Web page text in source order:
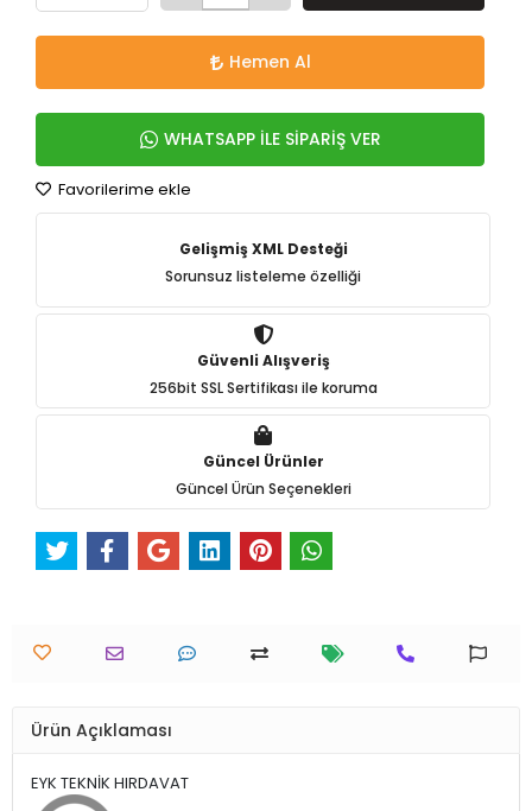
Hemen Al
WHATSAPP İLE SİPARİŞ VER
Favorilerime ekle
Gelişmiş XML Desteği
Sorunsuz listeleme özelliği
Güvenli Alışveriş
256bit SSL Sertifikası ile koruma
Güncel Ürünler
Güncel Ürün Seçenekleri
Ürün Açıklaması
EYK TEKNİK HIRDAVAT